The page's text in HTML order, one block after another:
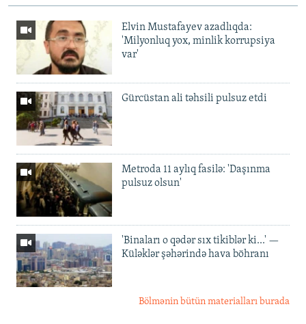
Elvin Mustafayev azadlıqda:
'Milyonluq yox, minlik korrupsiya
var'
Gürcüstan ali təhsili pulsuz etdi
Metroda 11 aylıq fasilə: 'Daşınma
pulsuz olsun'
'Binaları o qədər sıx tikiblər ki...' —
Küləklər şəhərində hava böhranı
Bölmənin bütün materialları burada